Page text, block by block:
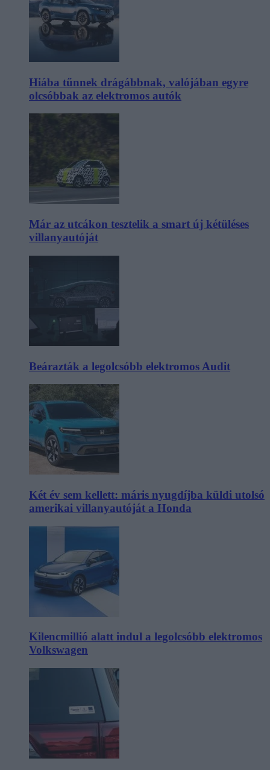
Hiába tűnnek drágábbnak, valójában egyre
olcsóbbak az elektromos autók
Már az utcákon tesztelik a smart új kétüléses
villanyautóját
Beárazták a legolcsóbb elektromos Audit
Két év sem kellett: máris nyugdíjba küldi utolsó
amerikai villanyautóját a Honda
Kilencmillió alatt indul a legolcsóbb elektromos
Volkswagen